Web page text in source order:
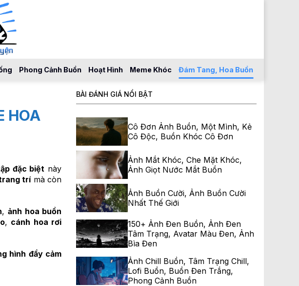
Phong Cảnh Buồn Hoạt Hình Meme Khóc Đám Tang, Hoa Buồn
HOA
đặc biệt này
trímà còn
, ảnh hoa buồn
, cánh hoa rơi
hình đầy cảm
BÀI ĐÁNH GIÁ NỔI BẬT
Cô Đơn Ảnh Buồn, Một Mình, Kẻ
Cô Độc, Buồn Khóc Cô Đơn
Ảnh Mắt Khóc, Che Mặt Khóc,
Ảnh Giọt Nước Mắt Buồn
Ảnh Buồn Cười, Ảnh Buồn Cười
Nhất Thế Giới
150+ Ảnh Đen Buồn, Ảnh Đen
Tâm Trạng, Avatar Màu Đen, Ảnh
Bìa Đen
Ảnh Chill Buồn, Tâm Trạng Chill,
Lofi Buồn, Buồn Đen Trắng,
Phong Cảnh Buồn